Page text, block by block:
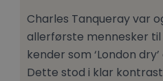
Charles Tanqueray var
allerførste mennesker
kender som ‘London
Dette stod i klar